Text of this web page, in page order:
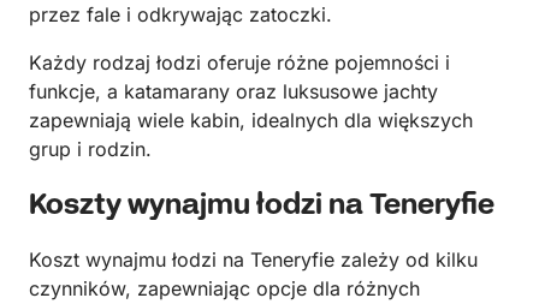
przez fale i odkrywając zatoczki.
Każdy rodzaj łodzi oferuje różne pojemności i
funkcje, a katamarany oraz luksusowe jachty
zapewniają wiele kabin, idealnych dla większych
grup i rodzin.
Koszty wynajmu łodzi na Teneryfie
Koszt wynajmu łodzi na Teneryfie zależy od kilku
czynników, zapewniając opcje dla różnych